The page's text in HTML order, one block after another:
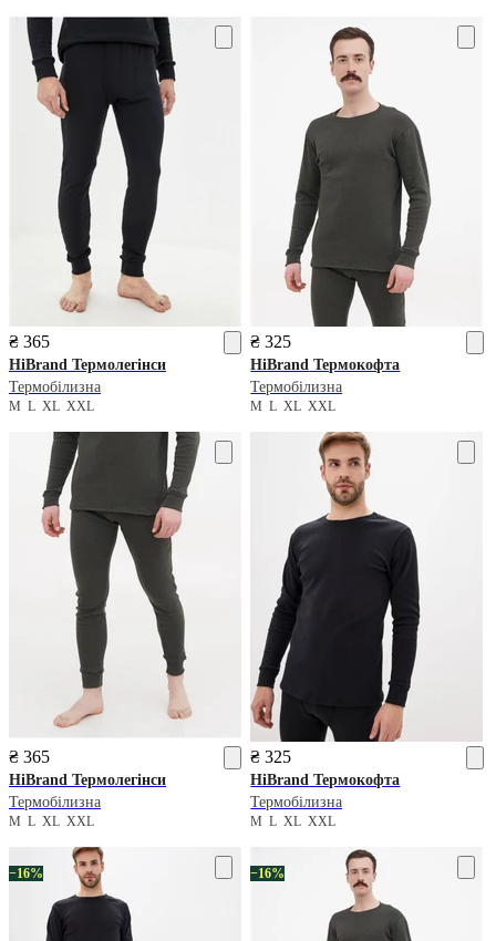
₴ 365
HiBrand Термолегінси
Термобілизна
M L XL XXL
₴ 325
HiBrand Термокофта
Термобілизна
MLXLXXL
₴ 365
HiBrand Термолегінси
Термобілизна
M L XL XXL
₴ 325
HiBrand Термокофта
Термобілизна
MLXLXXL
−16% −16%